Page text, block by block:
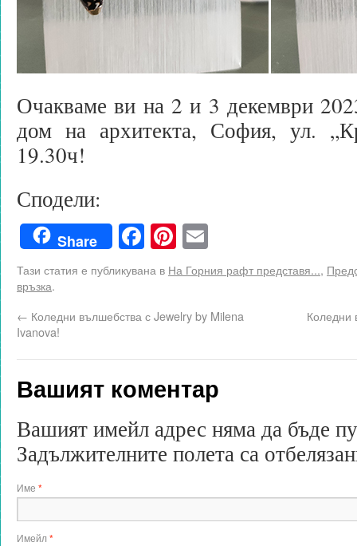
Очакваме ви на 2 и 3 декември
дом на архитекта, София, ул.
19.30ч!
Сподели:
Share Facebook
Pinterest
Тази статия е публикувана в На Горния рафт представя...,
връзка.
← Коледни вълшебства с Jewelry by Milena
Ivanova!
Коледни
Вашият коментар
Вашият имейл адрес няма да бъде
Задължителните полета са
Име *
Имейл *